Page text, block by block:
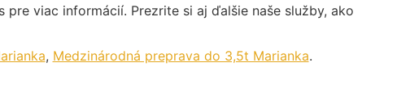
pre viac informácií. Prezrite si aj ďalšie naše služby, ako
, Medzinárodná preprava do 3,5t Marianka.